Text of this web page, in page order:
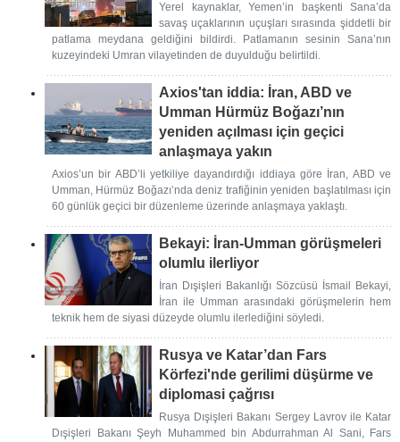
Yerel kaynaklar, Yemen’in başkenti Sana’da
savaş uçaklarının uçuşları sırasında şiddetli bir
patlama meydana geldiğini bildirdi. Patlamanın sesinin Sana’nın
kuzeyindeki Umran vilayetinden de duyulduğu belirtildi.
Axios'tan iddia: İran, ABD ve
Umman Hürmüz Boğazı’nın
yeniden açılması için geçici
anlaşmaya yakın
Axios’un bir ABD’li yetkiliye dayandırdığı iddiaya göre İran, ABD ve
Umman, Hürmüz Boğazı’nda deniz trafiğinin yeniden başlatılması için
60 günlük geçici bir düzenleme üzerinde anlaşmaya yaklaştı.
Bekayi: İran-Umman görüşmeleri
olumlu ilerliyor
İran Dışişleri Bakanlığı Sözcüsü İsmail Bekayi,
İran ile Umman arasındaki görüşmelerin hem
teknik hem de siyasi düzeyde olumlu ilerlediğini söyledi.
Rusya ve Katar’dan Fars
Körfezi'nde gerilimi düşürme ve
diplomasi çağrısı
Rusya Dışişleri Bakanı Sergey Lavrov ile Katar
Dışişleri Bakanı Şeyh Muhammed bin Abdurrahman Al Sani, Fars